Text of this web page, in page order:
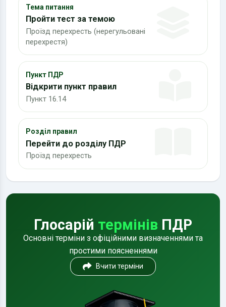
Тема питання
Пройти тест за темою
Проїзд перехресть (нерегульовані
перехрестя)
Пункт ПДР
Відкрити пункт правил
Пункт 16.14
Розділ правил
Перейти до розділу ПДР
Проїзд перехресть
Глосарій термінів ПДР
Основні терміни з офіційними визначеннями та
простими поясненнями
Вчити терміни